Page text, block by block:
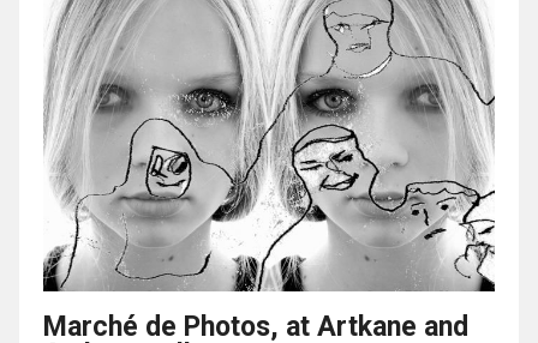
Marché de Photos, at Artkane and